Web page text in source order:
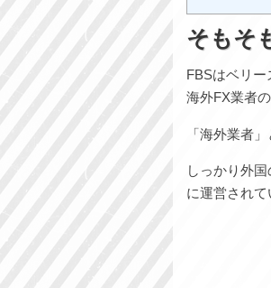
そもそ
FBSはベリー
海外FX業者
「海外業者
しっかり外
に運営されて